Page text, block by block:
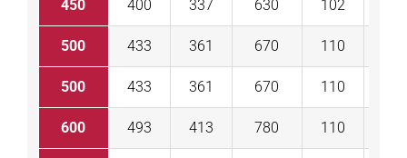
450 400 337 630 102
500 433 361 670 110
500 433 361 670 110
600 493 413 780 110